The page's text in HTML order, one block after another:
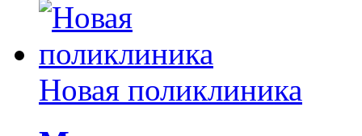
Новая поликлиника